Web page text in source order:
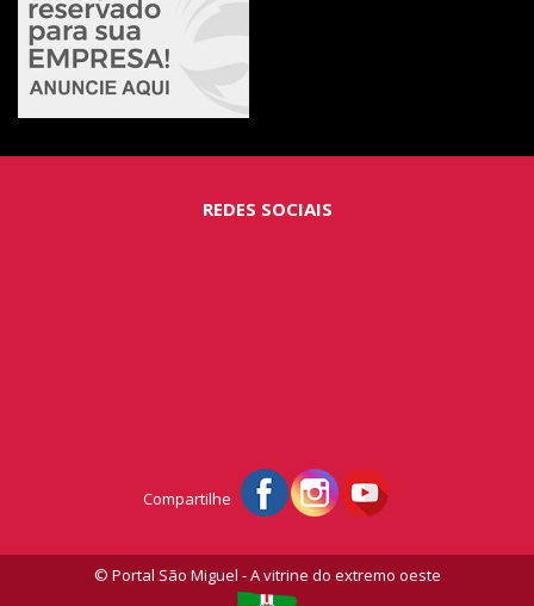
REDES SOCIAIS
Compartilhe
© Portal São Miguel - A vitrine do extremo oeste